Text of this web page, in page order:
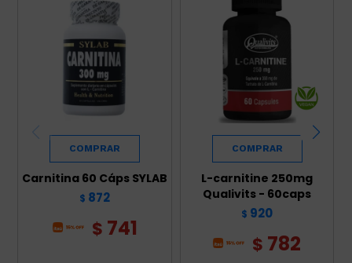
Carnitina 60 Cáps SYLAB
$ 872
$ 741
L-carnitine 250mg
Qualivits - 60caps
$ 920
$ 782